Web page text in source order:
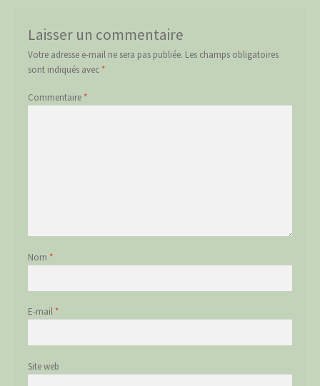
Laisser un commentaire
Votre adresse e-mail ne sera pas publiée. Les champs obligatoires
sont indiqués avec *
Commentaire *
Nom *
E-mail *
Site web